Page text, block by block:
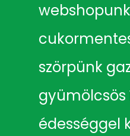
szörpünk
gyümölcsös
édességgel